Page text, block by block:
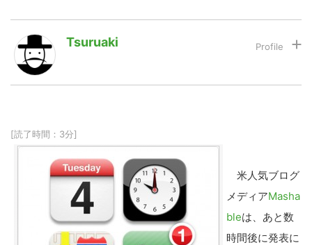
Tsuruaki
[読了時間：3分]
米人気ブログ
メディアMasha
bleは、あと数
時間後に発表に
AI
暗号資産
VR/AR
[YouTube]
LINE
Block Data Bank